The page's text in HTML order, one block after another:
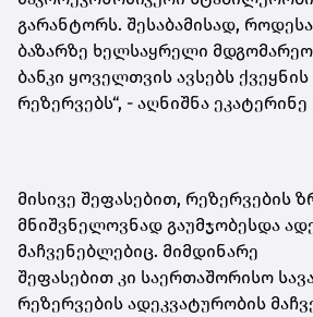
გარანტორს. შესაბამისად,
ბაზარზე ხელსაყრელი
ბანკი ყოველთვის ავსებს
რეზერვებს“, - აღნიშნა ეკატერინე
მისივე შეფასებით, რეზერვების
მნიშვნელოვნად გაუმჯობესდა
მაჩვენებლებიც. მიმდინარე
შეფასებით კი საერთაშორისო
რეზერვების ადეკვატურობის